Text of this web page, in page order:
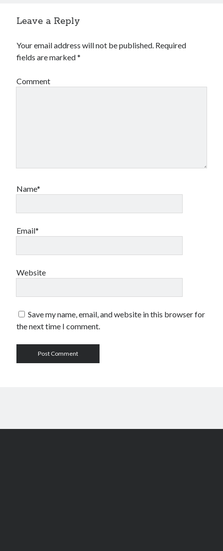
Leave a Reply
Your email address will not be published. Required
fields are marked*
Comment
Name*
Email*
Website
Save my name, email, and website in this browser for
the next time I comment.